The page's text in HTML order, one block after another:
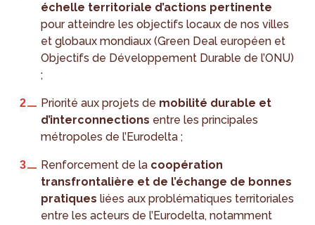
échelle territoriale d’actions pertinente
pour atteindre les objectifs locaux de nos villes
et globaux mondiaux (Green Deal européen et
Objectifs de Développement Durable de l’ONU)
;
Priorité aux projets de mobilité durable et
d’interconnections entre les principales
métropoles de l’Eurodelta ;
Renforcement de la coopération
transfrontalière et de l’échange de bonnes
pratiques liées aux problématiques territoriales
entre les acteurs de l’Eurodelta, notamment